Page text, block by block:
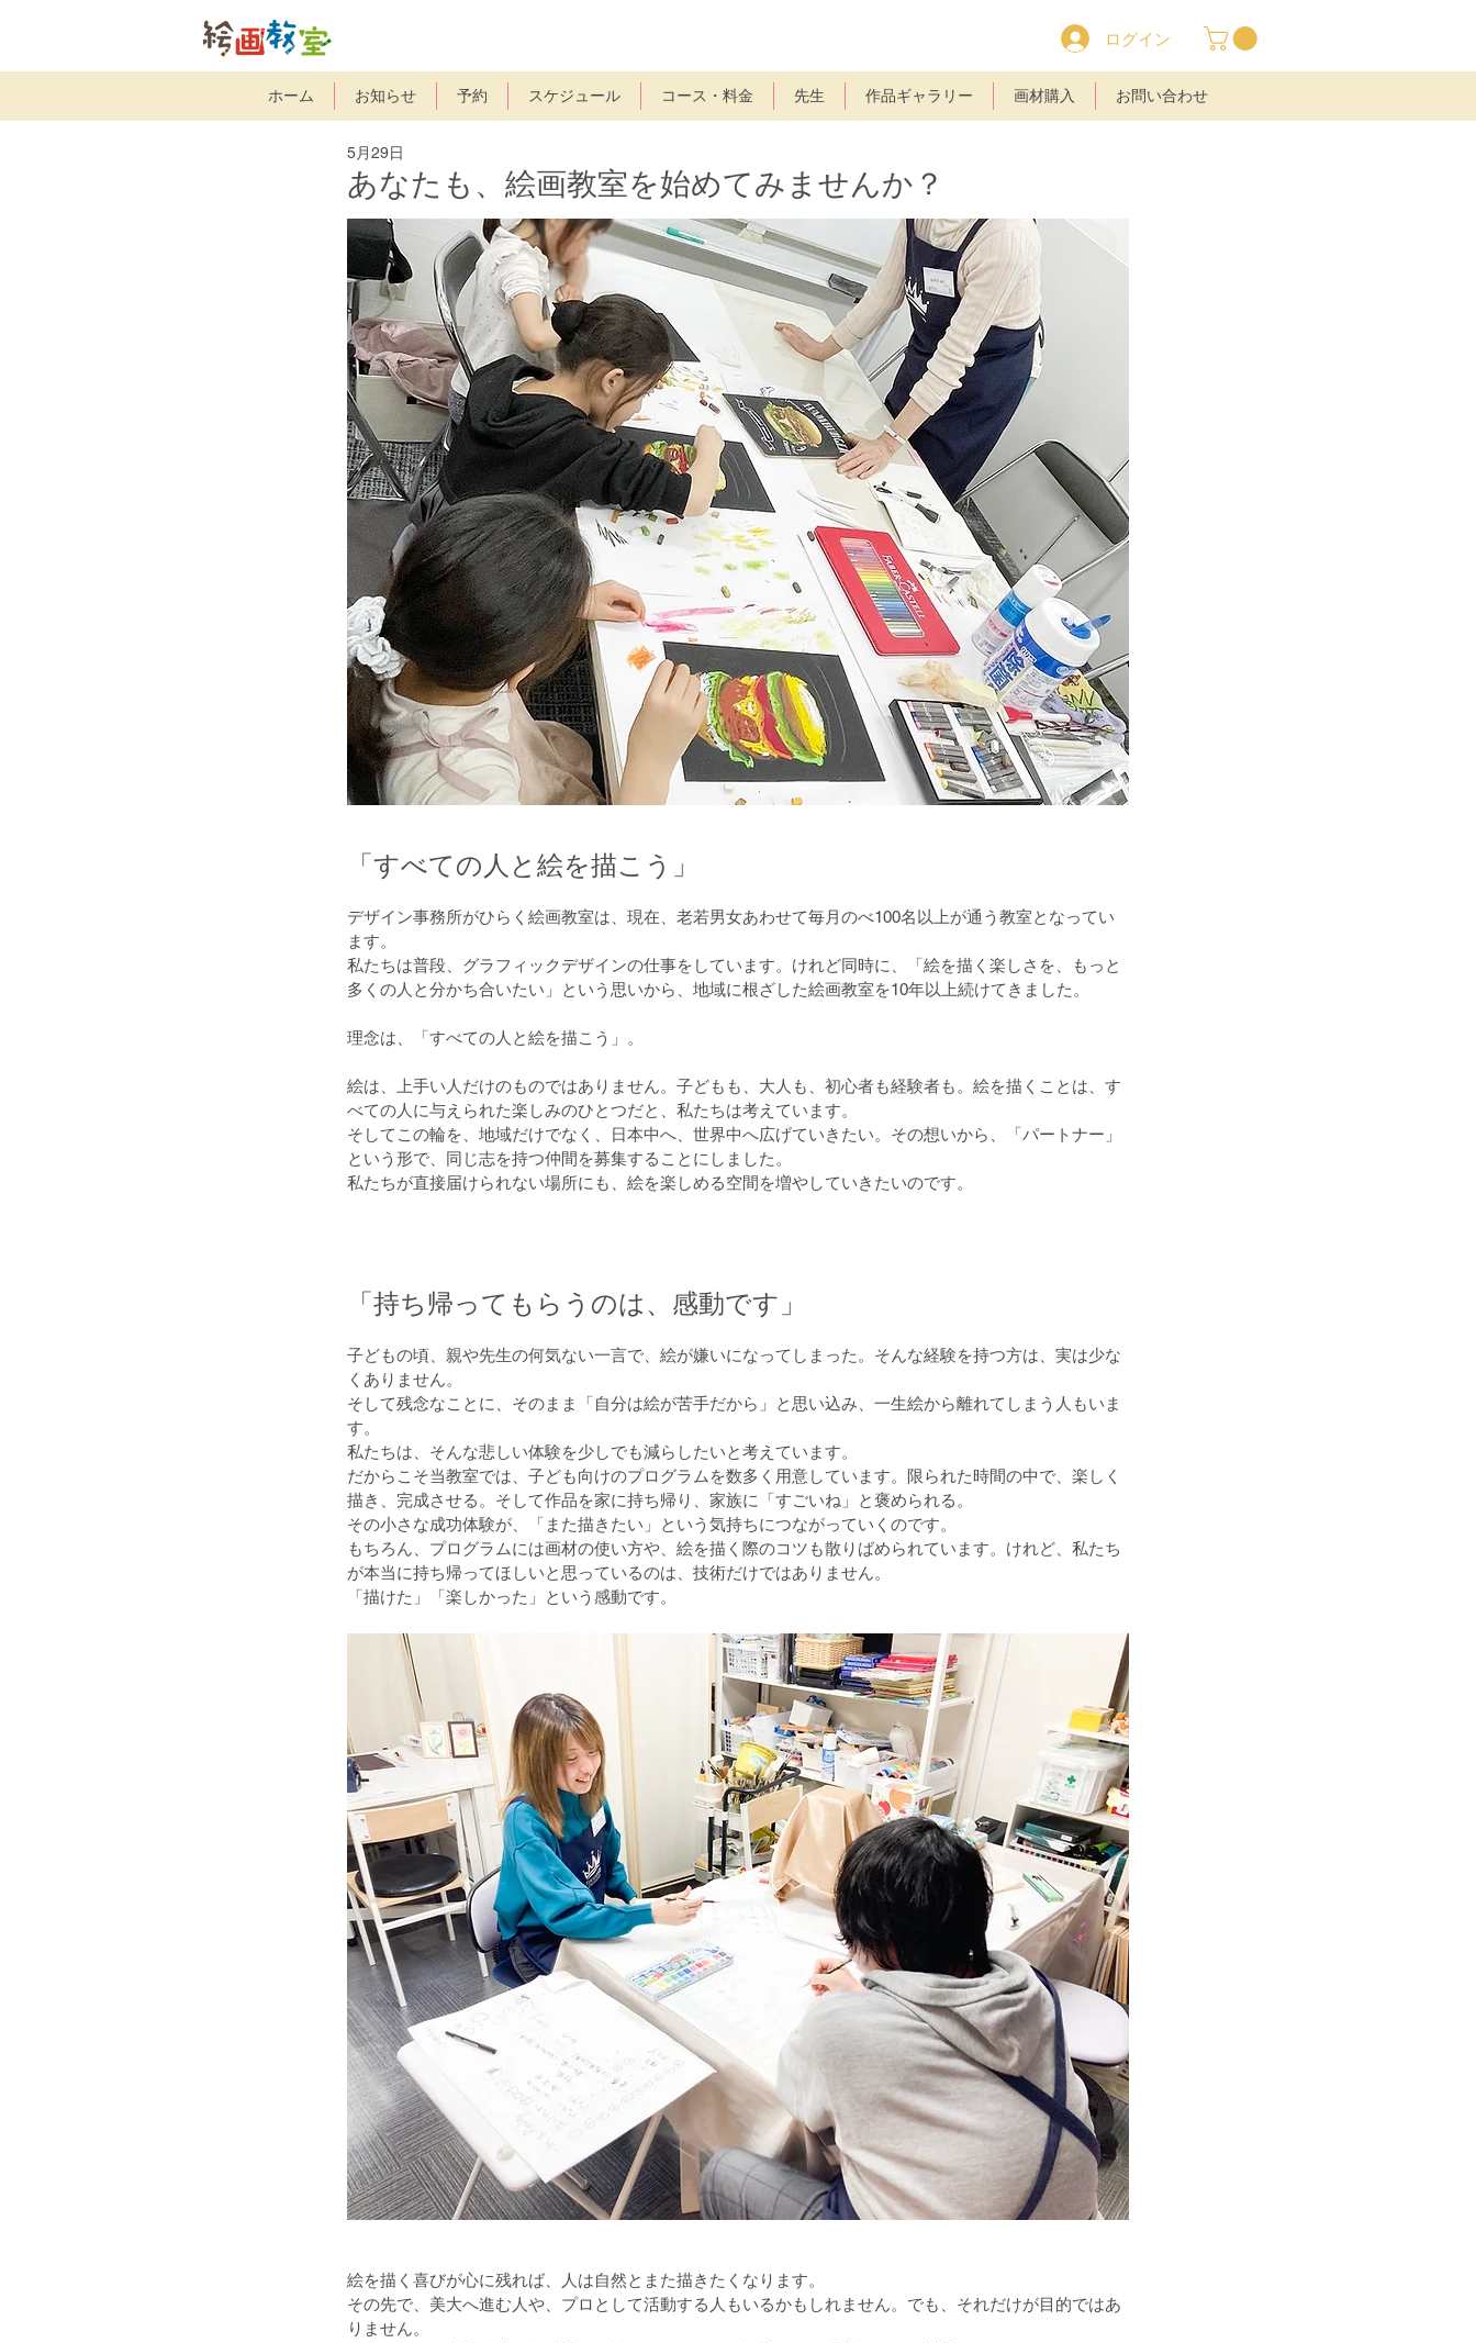
ログイン
ホーム お知らせ 予約 スケジュール コース・料金 先生 作品ギャラリー 画材購入 お問い合わせ
あなたも、絵画教室を始めてみませんか？
5月29日
「すべての人と絵を描こう」
デザイン事務所がひらく絵画教室は、現在、老若男女あわせて毎月のべ100名以上が通う教室となってい
ます。
私たちは普段、グラフィックデザインの仕事をしています。けれど同時に、「絵を描く楽しさを、もっと
多くの人と分かち合いたい」という思いから、地域に根ざした絵画教室を10年以上続けてきました。
理念は、「すべての人と絵を描こう」。
絵は、上手い人だけのものではありません。子どもも、大人も、初心者も経験者も。絵を描くことは、す
べての人に与えられた楽しみのひとつだと、私たちは考えています。
そしてこの輪を、地域だけでなく、日本中へ、世界中へ広げていきたい。その想いから、「パートナー」
という形で、同じ志を持つ仲間を募集することにしました。
私たちが直接届けられない場所にも、絵を楽しめる空間を増やしていきたいのです。
「持ち帰ってもらうのは、感動です」
子どもの頃、親や先生の何気ない一言で、絵が嫌いになってしまった。そんな経験を持つ方は、実は少な
くありません。
そして残念なことに、そのまま「自分は絵が苦手だから」と思い込み、一生絵から離れてしまう人もいま
す。
私たちは、そんな悲しい体験を少しでも減らしたいと考えています。
だからこそ当教室では、子ども向けのプログラムを数多く用意しています。限られた時間の中で、楽しく
描き、完成させる。そして作品を家に持ち帰り、家族に「すごいね」と褒められる。
その小さな成功体験が、「また描きたい」という気持ちにつながっていくのです。
もちろん、プログラムには画材の使い方や、絵を描く際のコツも散りばめられています。けれど、私たち
が本当に持ち帰ってほしいと思っているのは、技術だけではありません。
「描けた」「楽しかった」という感動です。
絵を描く喜びが心に残れば、人は自然とまた描きたくなります。
その先で、美大へ進む人や、プロとして活動する人もいるかもしれません。でも、それだけが目的ではあ
りません。